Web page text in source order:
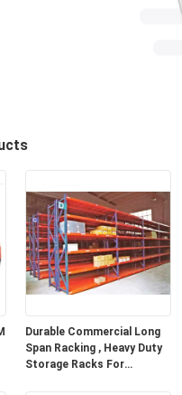
Durable Commercial Long
Span Racking , Heavy Duty
Storage Racks For